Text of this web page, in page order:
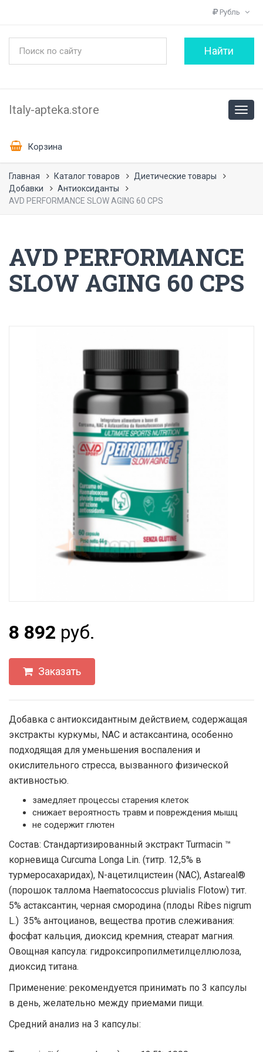
Рубль
Italy-apteka.store
Корзина
Главная Каталог товаров
Диетические товары
Добавки
Антиоксиданты
AVD PERFORMANCE SLOW AGING 60 CPS
AVD PERFORMANCE
SLOW AGING 60 CPS
8 892 руб.
Заказать
Добавка с антиоксидантным действием, содержащая
экстракты куркумы, NAC и астаксантина, особенно
подходящая для уменьшения воспаления и
окислительного стресса, вызванного физической
активностью.
замедляет процессы старения клеток
снижает вероятность травм и повреждения мышц
не содержит глютен
Состав: Стандартизированный экстракт Turmacin ™
корневища Curcuma Longa Lin. (титр. 12,5% в
турмеросахаридах), N-ацетилцистеин (NAC), Astareal®
(порошок таллома Haematococcus pluvialis Flotow) тит.
5% астаксантин, черная смородина (плоды Ribes nigrum
L.) 35% антоцианов, вещества против слеживания:
фосфат кальция, диоксид кремния, стеарат магния.
Овощная капсула: гидроксипропилметилцеллюлоза,
диоксид титана.
Применение: рекомендуется принимать по 3 капсулы
в день, желательно между приемами пищи.
Средний анализ на 3 капсулы: